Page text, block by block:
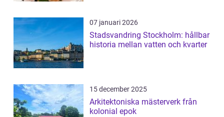
07 januari 2026
Stadsvandring Stockholm: hållbar
historia mellan vatten och kvarter
15 december 2025
Arkitektoniska mästerverk från
kolonial epok